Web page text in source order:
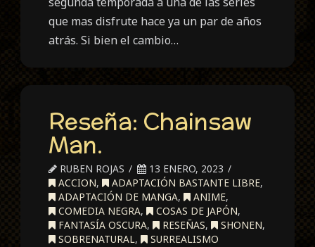
que mas disfrute hace ya un par de años
atrás. Si bien el cambio…
Reseña: Chainsaw
Man.
RUBEN ROJAS
13 ENERO, 2023
ACCION, ADAPTACIÓN BASTANTE LIBRE,
ADAPTACIÓN DE MANGA, ANIME,
COMEDIA NEGRA, COSAS DE JAPÓN,
FANTASÍA OSCURA, RESEÑAS, SHONEN,
SOBRENATURAL, SURREALISMO